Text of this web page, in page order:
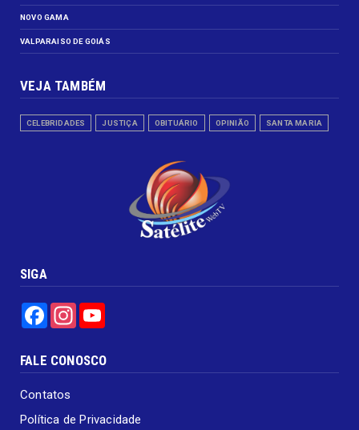
NOVO GAMA
VALPARAISO DE GOIÁS
VEJA TAMBÉM
CELEBRIDADES JUSTIÇA OBITUÁRIO OPINIÃO SANTA MARIA
SIGA
FacebookInstagram
FALE CONOSCO
Contatos
Política de Privacidade